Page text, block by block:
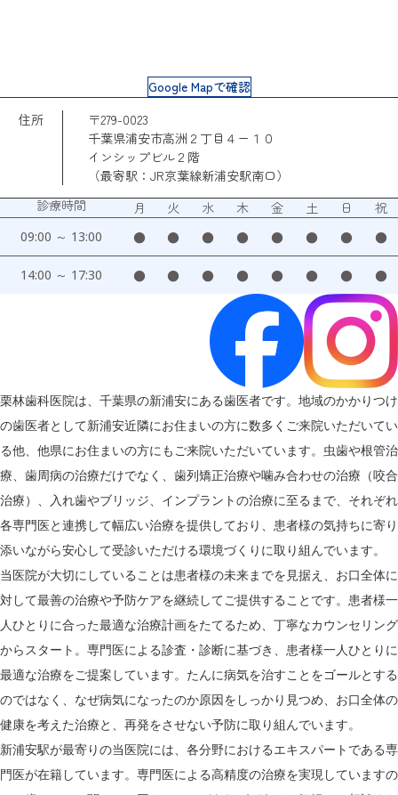
Google Mapで確認
住所
〒279-0023
千葉県浦安市高洲２丁目４ー１０
インシップビル２階
（最寄駅：JR京葉線新浦安駅南口）
診療時間
月 火 水 木 金 土 日 祝
09:00 ～ 13:00 ● ● ● ● ● ● ● ●
14:00 ～ 17:30 ● ● ● ● ● ● ● ●
栗林歯科医院は、千葉県の新浦安にある歯医者です。地域のかかりつけ
の歯医者として新浦安近隣にお住まいの方に数多くご来院いただいてい
る他、他県にお住まいの方にもご来院いただいています。虫歯や根管治
療、歯周病の治療だけでなく、歯列矯正治療や噛み合わせの治療（咬合
治療）、入れ歯やブリッジ、インプラントの治療に至るまで、それぞれ
各専門医と連携して幅広い治療を提供しており、患者様の気持ちに寄り
添いながら安心して受診いただける環境づくりに取り組んでいます。
当医院が大切にしていることは患者様の未来までを見据え、お口全体に
対して最善の治療や予防ケアを継続してご提供することです。患者様一
人ひとりに合った最適な治療計画をたてるため、丁寧なカウンセリング
からスタート。専門医による診査・診断に基づき、患者様一人ひとりに
最適な治療をご提案しています。たんに病気を治すことをゴールとする
のではなく、なぜ病気になったのか原因をしっかり見つめ、お口全体の
健康を考えた治療と、再発をさせない予防に取り組んでいます。
新浦安駅が最寄りの当医院には、各分野におけるエキスパートである専
門医が在籍しています。専門医による高精度の治療を実現していますの